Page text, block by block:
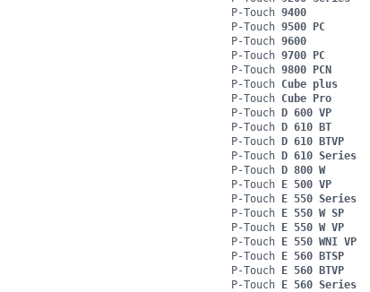
P-Touch 9400
P-Touch 9500 PC
P-Touch 9600
P-Touch 9700 PC
P-Touch 9800 PCN
P-Touch Cube plus
P-Touch Cube Pro
P-Touch D 600 VP
P-Touch D 610 BT
P-Touch D 610 BTVP
P-Touch D 610 Series
P-Touch D 800 W
P-Touch E 500 VP
P-Touch E 550 Series
P-Touch E 550 W SP
P-Touch E 550 W VP
P-Touch E 550 WNI VP
P-Touch E 560 BTSP
P-Touch E 560 BTVP
P-Touch E 560 Series